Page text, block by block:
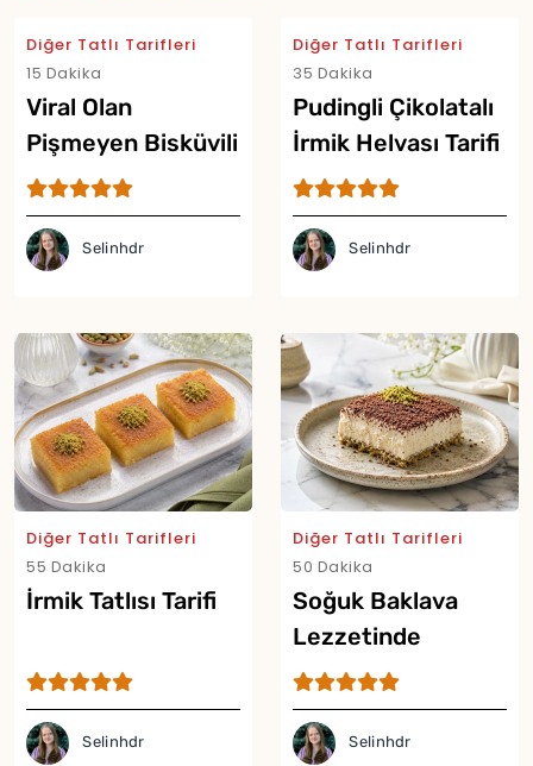
Diğer Tatlı Tarifleri
15 Dakika
Viral Olan
Pişmeyen Bisküvili
Puding Tarifi
Selinhdr
Diğer Tatlı Tarifleri
35 Dakika
Pudingli Çikolatalı
İrmik Helvası Tarifi
Selinhdr
Diğer Tatlı Tarifleri
55 Dakika
İrmik Tatlısı Tarifi
Selinhdr
Diğer Tatlı Tarifleri
50 Dakika
Soğuk Baklava
Lezzetinde
Borcam Tatlısı
Tarifi
Selinhdr